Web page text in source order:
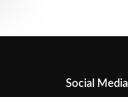
Social Media